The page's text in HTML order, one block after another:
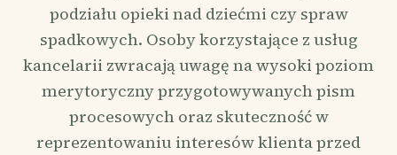
podziału opieki nad dziećmi czy spraw
spadkowych. Osoby korzystające z usług
kancelarii zwracają uwagę na wysoki poziom
merytoryczny przygotowywanych pism
procesowych oraz skuteczność w
reprezentowaniu interesów klienta przed